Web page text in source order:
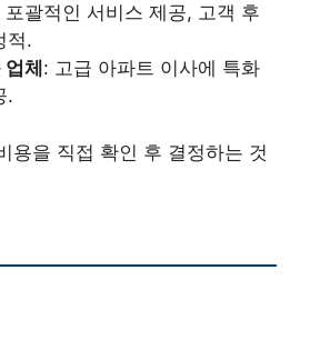
포괄적인 서비스 제공, 고객 후
적.
체 : 고급 아파트 이사에 특화
.
용을 직접 확인 후 결정하는 것